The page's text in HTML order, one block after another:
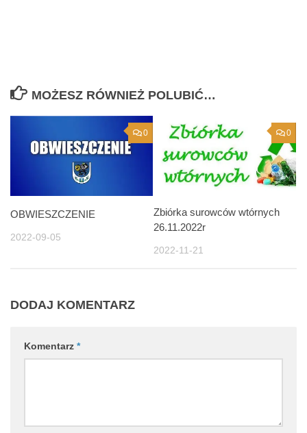
MOŻESZ RÓWNIEŻ POLUBIĆ…
0
OBWIESZCZENIE
2022-09-05
0
Zbiórka surowców wtórnych
26.11.2022r
2022-11-21
DODAJ KOMENTARZ
Komentarz *